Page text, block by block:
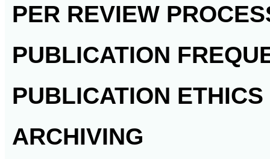
PER REVIEW
PUBLICATION
PUBLICATION ETHICS
ARCHIVING